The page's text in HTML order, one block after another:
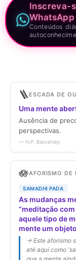
Inscreva-
WhatsApp
Conteúdos